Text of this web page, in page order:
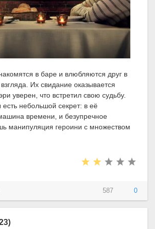
в баре и влюбляются друг в
Их свидание оказывается
уверен, что встретил свою судьбу.
небольшой секрет: в её
времени, и безупречное
манипуляция героини с множеством
587 0